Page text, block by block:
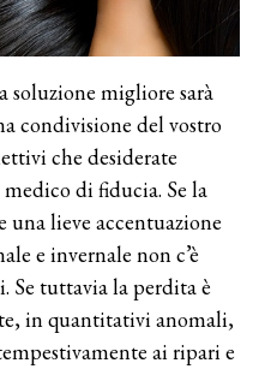
soluzione migliore sarà
condivisione del vostro
che desiderate
di fiducia. Se la
una lieve accentuazione
e invernale non c’è
Se tuttavia la perdita è
in quantitativi anomali,
ai ripari e
collezione
firmati
di Roma